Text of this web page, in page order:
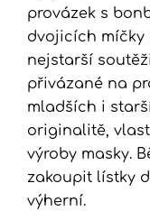
provázek s
dvojicích míčky
nejstarší
přivázané na
mladších i
originalitě,
výroby masky.
zakoupit lístky
výherní.